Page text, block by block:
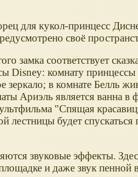
для кукол-принцесс
своё
замка соответствует
Disney: комнату принцессы
в комнате Белль
Ариэль является ванна в
"Спящая
лестницы будет спускаться
звуковые эффекты.
и даже звук пенной